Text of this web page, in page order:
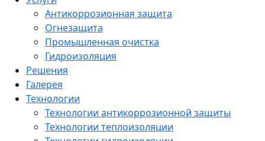
Антикоррозионная защита
Огнезащита
Промышленная очистка
Гидроизоляция
Решения
Галерея
Технологии
Технологии антикоррозионной защиты
Технологии теплоизоляции